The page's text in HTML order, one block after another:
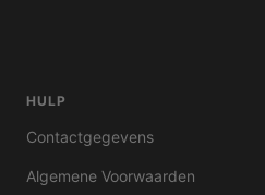
HULP
Contactgegevens
Algemene Voorwaarden